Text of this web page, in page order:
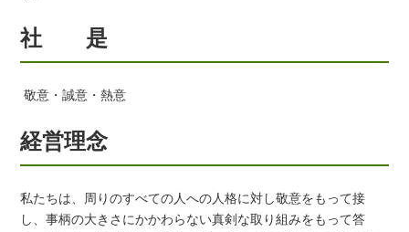
社 是
敬意・誠意・熱意
経営理念
私たちは、周りのすべての人への人格に対し敬意をもって接
し、事柄の大きさにかかわらない真剣な取り組みをもって答